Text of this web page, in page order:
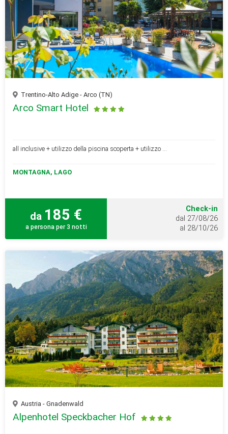
Trentino-Alto Adige - Arco (TN)
Arco Smart Hotel
all inclusive + utilizzo della piscina scoperta + utilizzo ...
MONTAGNA, LAGO
da 185 €
a persona per 3 notti
Check-in
dal 27/08/26
al 28/10/26
Austria - Gnadenwald
Alpenhotel Speckbacher Hof